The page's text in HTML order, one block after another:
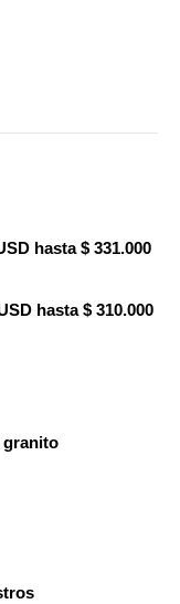
hasta $ 331.000
hasta $ 310.000
granito